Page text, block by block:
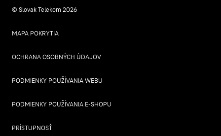
© Slovak Telekom 2026
MAPA POKRYTIA
OCHRANA OSOBNÝCH ÚDAJOV
PODMIENKY POUŽÍVANIA WEBU
PODMIENKY POUŽÍVANIA E-SHOPU
PRÍSTUPNOSŤ